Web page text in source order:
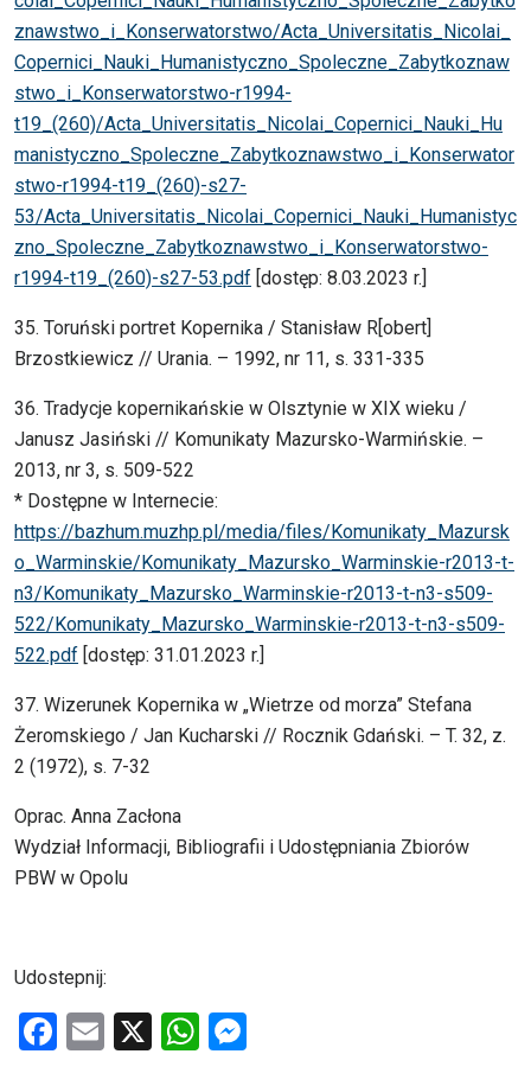
znawstwo_i_Konserwatorstwo/Acta_Universitatis_Nicolai_
Copernici_Nauki_Humanistyczno_Spoleczne_Zabytkoznaw
stwo_i_Konserwatorstwo-r1994-
t19_(260)/Acta_Universitatis_Nicolai_Copernici_Nauki_Hu
manistyczno_Spoleczne_Zabytkoznawstwo_i_Konserwator
stwo-r1994-t19_(260)-s27-
53/Acta_Universitatis_Nicolai_Copernici_Nauki_Humanistyc
zno_Spoleczne_Zabytkoznawstwo_i_Konserwatorstwo-
r1994-t19_(260)-s27-53.pdf [dostęp: 8.03.2023 r.]
35. Toruński portret Kopernika / Stanisław R[obert]
Brzostkiewicz // Urania. – 1992, nr 11, s. 331-335
36. Tradycje kopernikańskie w Olsztynie w XIX wieku /
Janusz Jasiński // Komunikaty Mazursko-Warmińskie. –
2013, nr 3, s. 509-522
* Dostępne w Internecie:
https://bazhum.muzhp.pl/media/files/Komunikaty_Mazursk
o_Warminskie/Komunikaty_Mazursko_Warminskie-r2013-t-
n3/Komunikaty_Mazursko_Warminskie-r2013-t-n3-s509-
522/Komunikaty_Mazursko_Warminskie-r2013-t-n3-s509-
522.pdf [dostęp: 31.01.2023 r.]
37. Wizerunek Kopernika w „Wietrze od morza” Stefana
Żeromskiego / Jan Kucharski // Rocznik Gdański. – T. 32, z.
2 (1972), s. 7-32
Oprac. Anna Zacłona
Wydział Informacji, Bibliografii i Udostępniania Zbiorów
PBW w Opolu
Udostepnij:
F
E
X
W